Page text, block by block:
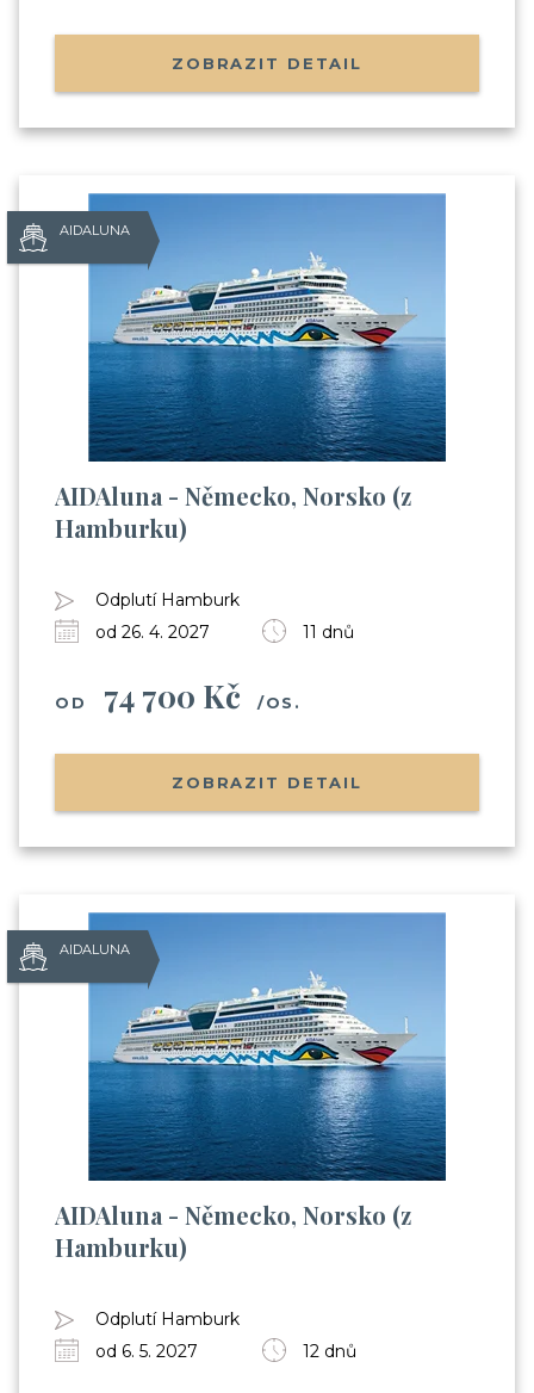
ZOBRAZIT DETAIL
AIDALUNA
AIDAluna - Německo, Norsko (z
Hamburku)
Odplutí Hamburk
od 26. 4. 2027
11 dnů
OD 74 700 Kč /OS.
ZOBRAZIT DETAIL
AIDALUNA
AIDAluna - Německo, Norsko (z
Hamburku)
Odplutí Hamburk
od 6. 5. 2027
12 dnů
Už odcházíte?
Zanechte nám svůj email.
Zůstaneme v kontaktu a získáte: